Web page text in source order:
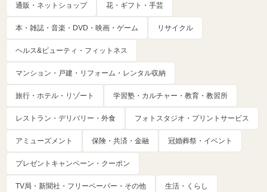
通販・ネットショップ 花・ギフト・手芸
本・雑誌・音楽・DVD・映画・ゲーム リサイクル
ヘルス&ビューティ・フィットネス
マンション・戸建・リフォーム・レンタル収納
旅行・ホテル・リゾート 学習塾・カルチャー・教育・教習所
レストラン・デリバリー・外食 フォトスタジオ・プリントサービス
アミューズメント 保険・共済・金融 冠婚葬祭・イベント
プレゼントキャンペーン・クーポン
TV局・新聞社・フリーペーパー・その他 生活・くらし